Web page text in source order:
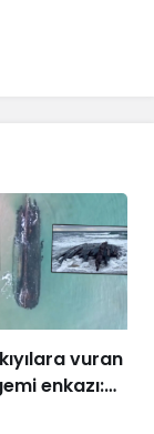
vuran
enkazı: